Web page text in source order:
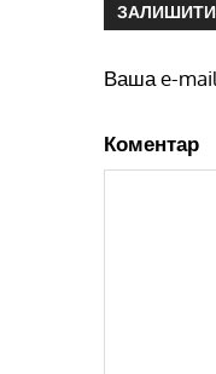
Ваша e-
Коментар